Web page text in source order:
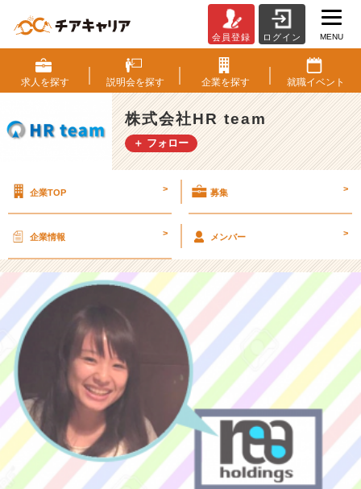
際
こ
う
だ
っ
た！」
☆/
1
5
年
社
H
会員登録 ログイン MENU
求人を探す 説明会を探す 企業を探す 就職イベント
株式会社HR team
＋ フォロー
企業TOP > 募集 >
企業情報 > メンバー >